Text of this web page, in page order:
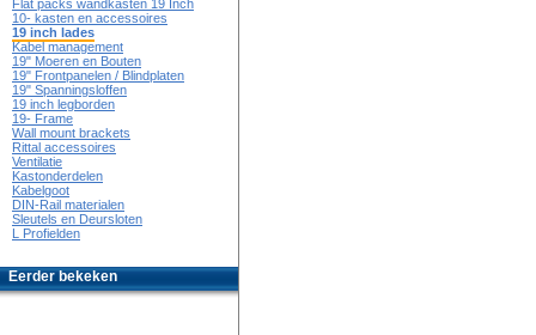
Flat packs wandkasten 19 Inch
10- kasten en accessoires
19 inch lades
Kabel management
19" Moeren en Bouten
19" Frontpanelen / Blindplaten
19" Spanningsloffen
19 inch legborden
19- Frame
Wall mount brackets
Rittal accessoires
Ventilatie
Kastonderdelen
Kabelgoot
DIN-Rail materialen
Sleutels en Deursloten
L Profielden
Eerder bekeken